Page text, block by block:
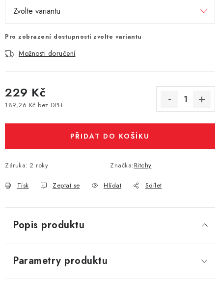
Vše o nákupu Jak reklamovat či vrátit zboží
Recenze
Kontakty
Prodejny Volná místa
Pro zobrazení dostupnosti zvolte variantu
Možnosti doručení
229 Kč
189,26 Kč bez DPH
PŘIDAT DO KOŠÍKU
Záruka: 2 roky Značka:Ritchy
Tisk Zeptat se Hlídat Sdílet
Popis produktu
Parametry produktu